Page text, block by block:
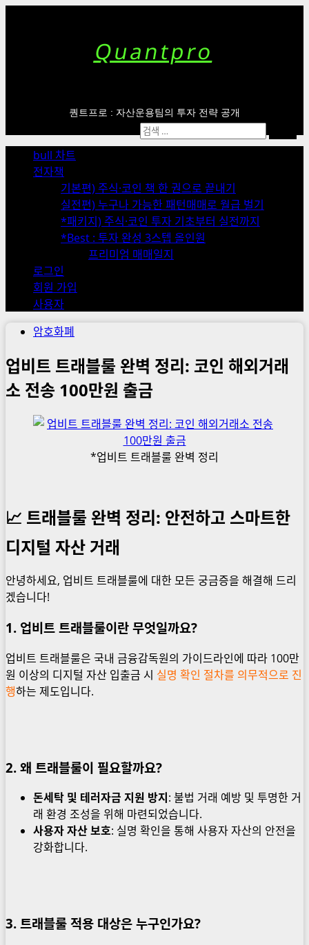
Quantpro
퀀트프로 : 자산운용팀의 투자 전략 공개
Menu
bull 차트
전자책
기본편) 주식·코인 책 한 권으로 끝내기
실전편) 누구나 가능한 패턴매매로 월급 벌기
*패키지) 주식·코인 투자 기초부터 실전까지
*Best : 투자 완성 3스텝 올인원
프리미엄 매매일지
로그인
회원 가입
사용자
검
색:
암호화폐
업비트 트래블룰 완벽 정리: 코인 해외거래
소 전송 100만원 출금
*업비트 트래블룰 완벽 정리
📈 트래블룰 완벽 정리: 안전하고 스마트한
디지털 자산 거래
안녕하세요, 업비트 트래블룰에 대한 모든 궁금증을 해결해 드리
겠습니다!
1. 업비트 트래블룰이란 무엇일까요?
업비트 트래블룰은 국내 금융감독원의 가이드라인에 따라 100만
원 이상의 디지털 자산 입출금 시 실명 확인 절차를 의무적으로 진
행하는 제도입니다.
2. 왜 트래블룰이 필요할까요?
돈세탁 및 테러자금 지원 방지: 불법 거래 예방 및 투명한 거
래 환경 조성을 위해 마련되었습니다.
사용자 자산 보호: 실명 확인을 통해 사용자 자산의 안전을
강화합니다.
3. 트래블룰 적용 대상은 누구인가요?